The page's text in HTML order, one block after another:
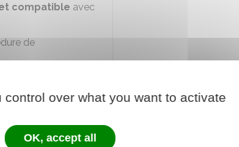
compatible avec
de
informé
over what you want to activate
OK, accept all